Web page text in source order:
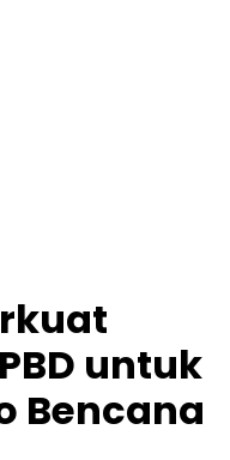
untuk
Bencana